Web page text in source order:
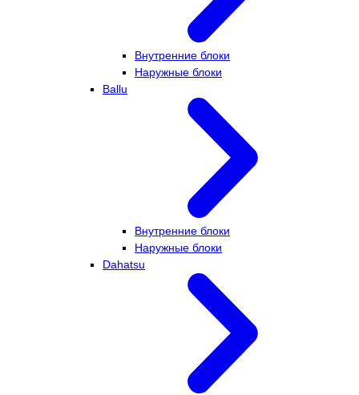
Внутренние блоки
Наружные блоки
Ballu
Внутренние блоки
Наружные блоки
Dahatsu